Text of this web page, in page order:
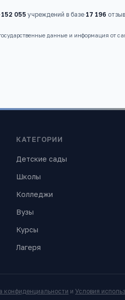
·152 055 учреждений в базе·17 196
данные и информация от
КАТЕГОРИИ
Детские сады
Школы
Колледжи
Вузы
Курсы
Лагеря
конфиденциальности и Условия